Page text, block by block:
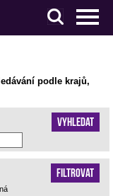
podle krajů,
Vyhledat
Filtrovat